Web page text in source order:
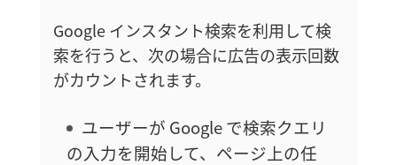
Google インスタント検索を利用して検
索を行うと、次の場合に広告の表示回数
がカウントされます。
ユーザーが Google で検索クエリ
の入力を開始して、ページ上の任